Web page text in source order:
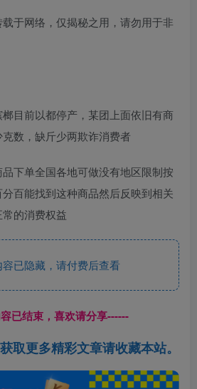
于网络，仅揭秘之用，请勿用于非
目前以都停产，某团上面依旧有商
数，缺斤少两欺诈消费者
下单全国各地可做没有地区限制按
百能找到这种商品然后反映到相关
的消费权益
已隐藏，请付费后查看
已结束，喜欢请分享------
取更多精彩文章请收藏本站。